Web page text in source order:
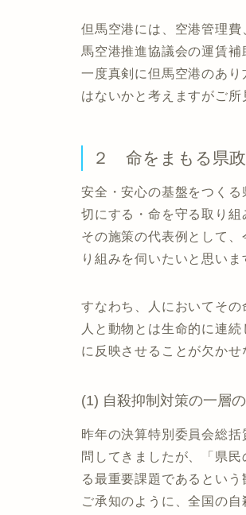
但馬空港には、空港管理
馬空港推進協議会の運賃補
一度真剣に但馬空港のあ
はないかと考えますがご所
２ 命をまもる県
安全・安心の基盤をつく
切にする・命を守る取り組
その施策の代表例として
り組みを伺いたいと思いま
すなわち、人においてその
人と動物とは生命的に連
に反映させることが欠かせ
(1) 自殺抑制対策の一層
昨年の決算特別委員会総
問してきましたが、「県
る最重要課題であるとい
ご承知のように、全国の